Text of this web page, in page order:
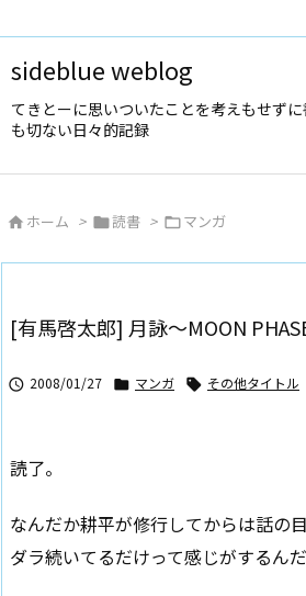
sideblue weblog
てきとーに思いついたことを考えもせず
も切ない日々的記録
 ホーム > 読書 > マンガ
[有馬啓太郎] 月詠～MOON
 2008/01/27  マンガ  その他タイトル
読了。
なんだか耕平が修行してからは話の
ダラ続いてるだけって感じがするんだ